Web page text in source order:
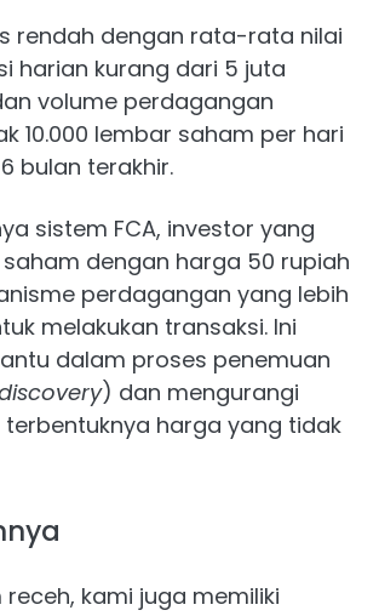
rendah dengan rata-rata nilai
harian kurang dari 5 juta
volume perdagangan
10.000 lembar saham per hari
bulan terakhir.
sistem FCA, investor yang
dengan harga 50 rupiah
perdagangan yang lebih
melakukan transaksi. Ini
dalam proses penemuan
) dan mengurangi
terbentuknya harga yang tidak
receh, kami juga memiliki